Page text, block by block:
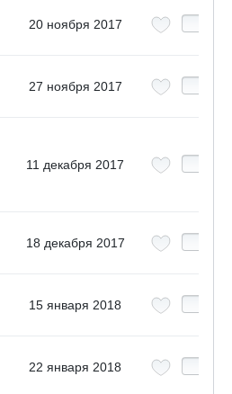
20 ноября 2017
27 ноября 2017
11 декабря 2017
18 декабря 2017
15 января 2018
22 января 2018